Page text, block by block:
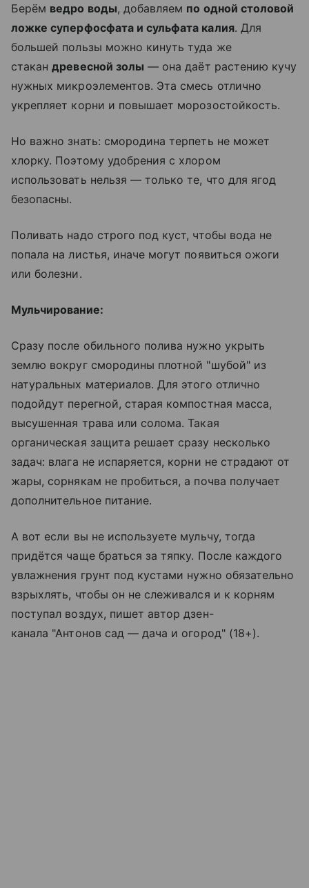
Берём ведро воды, добавляем по одной столовой
ложке суперфосфата и сульфата калия. Для
большей пользы можно кинуть туда же
стакандревесной золы — она даёт растению кучу
нужных микроэлементов. Эта смесь отлично
укрепляет корни и повышает морозостойкость.
Но важно знать: смородина терпеть не может
хлорку. Поэтому удобрения с хлором
использовать нельзя — только те, что для ягод
безопасны.
Поливать надо строго под куст, чтобы вода не
попала на листья, иначе могут появиться ожоги
или болезни.
Мульчирование:
Сразу после обильного полива нужно укрыть
землю вокруг смородины плотной "шубой" из
натуральных материалов. Для этого отлично
подойдут перегной, старая компостная масса,
высушенная трава или солома. Такая
органическая защита решает сразу несколько
задач: влага не испаряется, корни не страдают от
жары, сорнякам не пробиться, а почва получает
дополнительное питание.
А вот если вы не используете мульчу, тогда
придётся чаще браться за тяпку. После каждого
увлажнения грунт под кустами нужно обязательно
взрыхлять, чтобы он не слеживался и к корням
поступал воздух, пишет автор дзен-
канала "Антонов сад — дача и огород" (18+).